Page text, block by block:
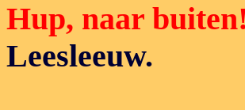
Hup, naar buiten!
Leesleeuw.